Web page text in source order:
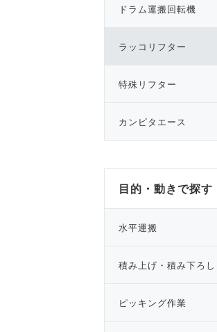
ドラム運搬回転機
ラッコリフター
特殊リフター
カンピタエース
目的・動きで探す
水平運搬
積み上げ・積み下ろし
ピッキング作業